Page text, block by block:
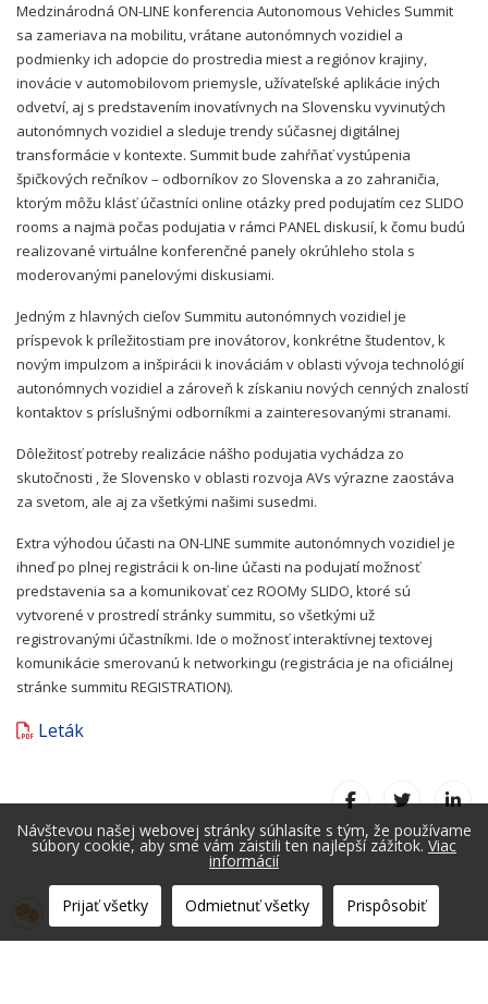
Medzinárodná ON-LINE konferencia Autonomous Vehicles Summit
sa zameriava na mobilitu, vrátane autonómnych vozidiel a
podmienky ich adopcie do prostredia miest a regiónov krajiny,
inovácie v automobilovom priemysle, užívateľské aplikácie iných
odvetví, aj s predstavením inovatívnych na Slovensku vyvinutých
autonómnych vozidiel a sleduje trendy súčasnej digitálnej
transformácie v kontexte. Summit bude zahŕňať vystúpenia
špičkových rečníkov – odborníkov zo Slovenska a zo zahraničia,
ktorým môžu klásť účastníci online otázky pred podujatím cez SLIDO
rooms a najmä počas podujatia v rámci PANEL diskusií, k čomu budú
realizované virtuálne konferenčné panely okrúhleho stola s
moderovanými panelovými diskusiami.
Jedným z hlavných cieľov Summitu autonómnych vozidiel je
príspevok k príležitostiam pre inovátorov, konkrétne študentov, k
novým impulzom a inšpirácii k inováciám v oblasti vývoja technológií
autonómnych vozidiel a zároveň k získaniu nových cenných znalostí
kontaktov s príslušnými odborníkmi a zainteresovanými stranami.
Dôležitosť potreby realizácie nášho podujatia vychádza zo
skutočnosti , že Slovensko v oblasti rozvoja AVs výrazne zaostáva
za svetom, ale aj za všetkými našimi susedmi.
Extra výhodou účasti na ON-LINE summite autonómnych vozidiel je
ihneď po plnej registrácii k on-line účasti na podujatí možnosť
predstavenia sa a komunikovať cez ROOMy SLIDO, ktoré sú
vytvorené v prostredí stránky summitu, so všetkými už
registrovanými účastníkmi. Ide o možnosť interaktívnej textovej
komunikácie smerovanú k networkingu (registrácia je na oficiálnej
stránke summitu REGISTRATION).
Leták
Návštevou našej webovej stránky súhlasíte s tým, že používame
súbory cookie, aby sme vám zaistili ten najlepší zážitok. Viac
informácií
Prijať všetky Odmietnuť všetky Prispôsobiť